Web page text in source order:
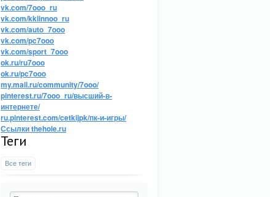
vk.com/7ooo_ru
vk.com/kkiinnoo_ru
vk.com/auto_7ooo
vk.com/pc7ooo
vk.com/sport_7ooo
ok.ru/ru7ooo
ok.ru/pc7ooo
my.mail.ru/community/7ooo/
pinterest.ru/7ooo_ru/высший-в-
интернете/
ru.pinterest.com/cetkijpk/пк-и-игры/
Ссылки thehole.ru
Теги
Все теги